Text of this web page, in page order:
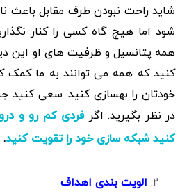
شاید راحت نبودن طرف مقابل باعث
شود اما هیچ گاه کسی را کنار
همه پتانسیل و ظرفیت های او این
کنید که همه می توانند به ما کمک
خودتان را بهسازی کنید. سعی کنید
در نظر بگیرید. اگرفردی کم رو و
کنید شبکه سازی خود را تقویت کنید.
الویتبندی اهداف